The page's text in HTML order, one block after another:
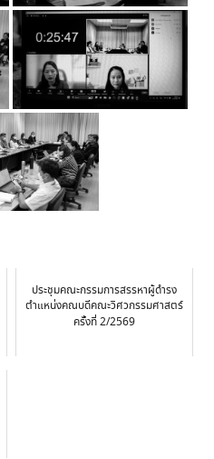
ประชุมคณะกรรมการสรรหาผู้ดำรง
ตำแหน่งคณบดีคณะวิศวกรรมศาสตร์
ครั้งที่ 2/2569